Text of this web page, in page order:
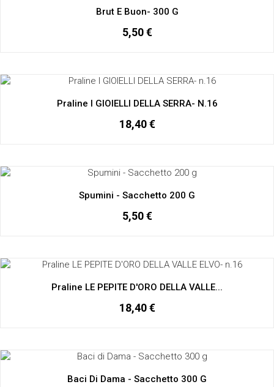
Brut E Buon- 300 G
5,50 €
Praline I GIOIELLI DELLA SERRA- N.16
18,40 €
Spumini - Sacchetto 200 G
5,50 €
Praline LE PEPITE D'ORO DELLA VALLE...
18,40 €
Baci Di Dama - Sacchetto 300 G